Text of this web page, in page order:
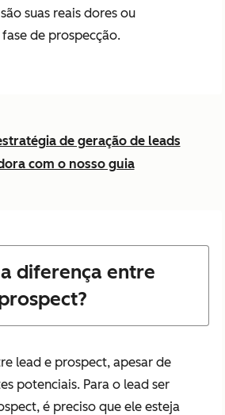
suas reais dores ou
fase de prospecção.
de geração de leads
com o nosso guia
diferença entre
lead e prospect, apesar de
potenciais. Para o lead ser
é preciso que ele esteja